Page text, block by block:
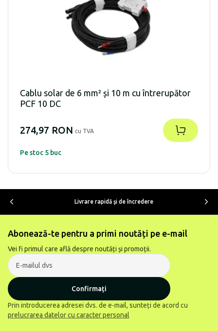
Cablu solar de 6 mm² și 10 m cu întrerupător
PCF 10 DC
274,97 RON cu TVA
Pe stoc 5 buc
Livrare rapidă şi de încredere
Abonează-te pentru a primi noutăți pe e-mail
Vei fi primul care află despre noutăți și promoții.
Confirmați
Prin introducerea adresei dvs. de e-mail, sunteți de acord cu
prelucrarea datelor cu caracter personal